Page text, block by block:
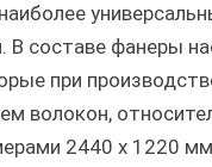
В составе фанеры
при
волокон,
2440 х 1220